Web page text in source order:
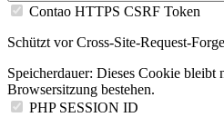
Contao HTTPS CSRF Token
Schützt vor Cross-Site-Request-
Speicherdauer: Dieses Cookie bleibt
Browsersitzung bestehen.
PHP SESSION ID